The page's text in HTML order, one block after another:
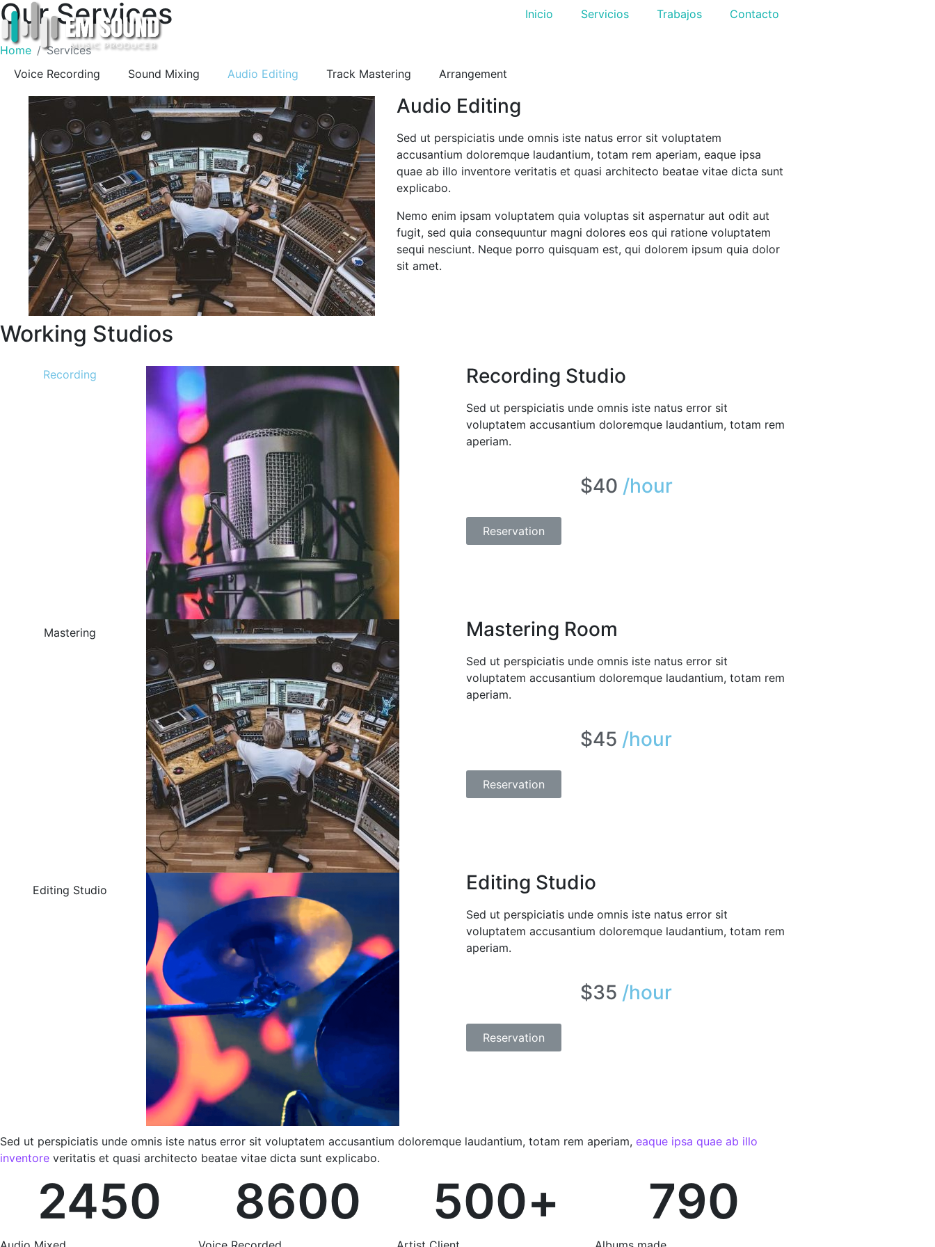
Inicio Servicios Trabajos Contacto
Our Services
Home
Services
Voice Recording
Sound Mixing Audio Editing Track Mastering Arrangement
Audio Editing
Sed ut perspiciatis unde omnis iste natus error sit voluptatem
accusantium doloremque laudantium, totam rem aperiam, eaque ipsa
quae ab illo inventore veritatis et quasi architecto beatae vitae dicta sunt
explicabo.
Nemo enim ipsam voluptatem quia voluptas sit aspernatur aut odit aut
fugit, sed quia consequuntur magni dolores eos qui ratione voluptatem
sequi nesciunt. Neque porro quisquam est, qui dolorem ipsum quia dolor
sit amet.
Working Studios
Recording
Mastering
Editing Studio
Recording Studio
Sed ut perspiciatis unde omnis iste natus error sit
voluptatem accusantium doloremque laudantium, totam rem
aperiam.
$40 /hour
Reservation
Mastering Room
Sed ut perspiciatis unde omnis iste natus error sit
voluptatem accusantium doloremque laudantium, totam rem
aperiam.
$45 /hour
Reservation
Editing Studio
Sed ut perspiciatis unde omnis iste natus error sit
voluptatem accusantium doloremque laudantium, totam rem
aperiam.
$35 /hour
Reservation
Sed ut perspiciatis unde omnis iste natus error sit voluptatem accusantium doloremque laudantium, totam rem aperiam, eaque ipsa quae ab illo
inventore veritatis et quasi architecto beatae vitae dicta sunt explicabo.
2450 8600 500+ 790